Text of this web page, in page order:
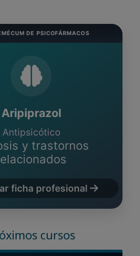
DE PSICOFÁRMACOS
Aripiprazol
Antipsicótico
y trastornos
ficha profesional
cursos